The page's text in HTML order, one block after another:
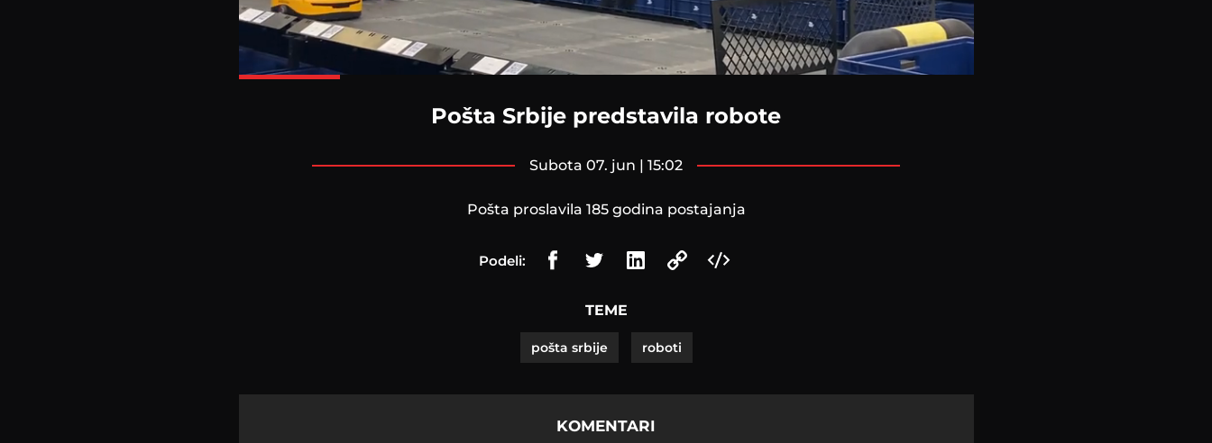
Pošta Srbije predstavila robote
subota 07. jun | 15:02
Pošta proslavila 185 godina postajanja
Podeli:
TEME
pošta srbije roboti
KOMENTARI